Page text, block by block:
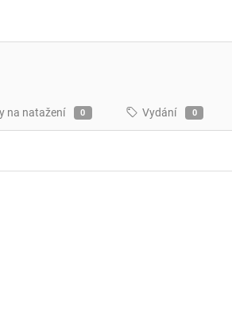
na natažení 0 Vydání 0